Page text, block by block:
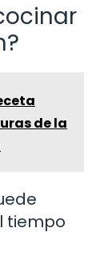
de la
tiempo